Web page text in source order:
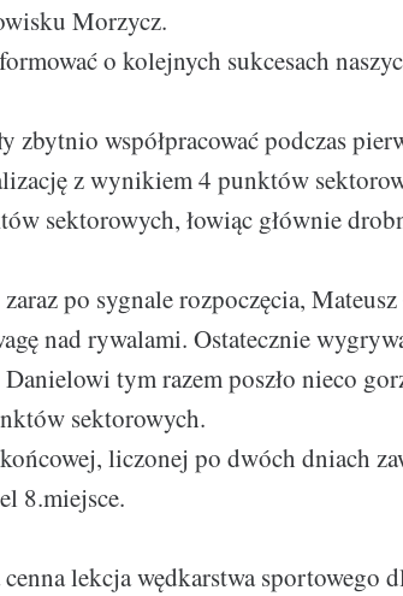
Morzycz.
o kolejnych sukcesach
zbytnio współpracować podczas
z wynikiem 4 punktów
sektorowych, łowiąc głównie
po sygnale rozpoczęcia,
nad rywalami. Ostatecznie
tym razem poszło nieco
sektorowych.
liczonej po dwóch dniach
8.miejsce.
lekcja wędkarstwa sportowego